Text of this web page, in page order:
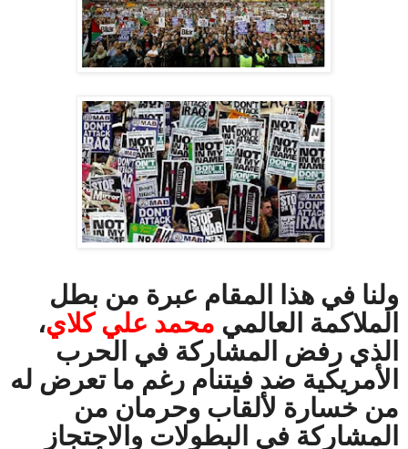
ولنا في هذا المقام عبرة من بطل
الملاكمة العالمي محمد علي كلاي،
الذي رفض المشاركة في الحرب
الأمريكية ضد فيتنام رغم ما تعرض له
من خسارة لألقاب وحرمان من
المشاركة في البطولات والاحتجاز